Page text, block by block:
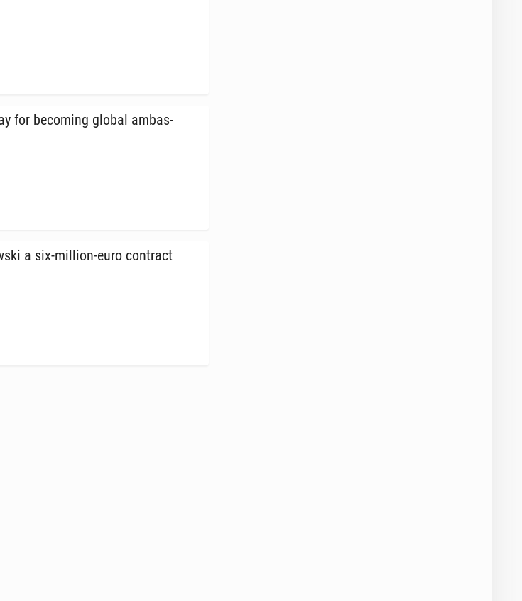
for be­com­ing global am­bas­
a six-million-euro con­tract